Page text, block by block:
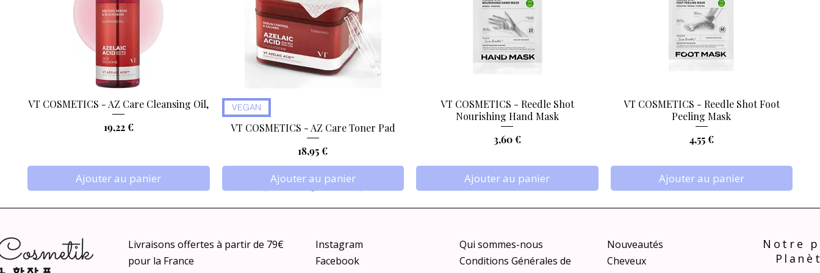
Aperçu rapide
VT COSMETICS - AZ Care Cleansing Oil,
Prix
19,22 €
Ajouter au panier
VEGAN
VT COSMETICS - AZ Care Toner Pad
Prix
18,95 €
Ajouter au panier
Aperçu rapide
VT COSMETICS - Reedle Shot
Nourishing Hand Mask
Prix
3,60 €
Ajouter au panier
Aperçu rapide
VT COSMETICS - Reedle Shot Foot
Peeling Mask
Prix
4,55 €
Ajouter au panier
Livraisons offertes à partir de 79€
pour la France
Instagram
Facebook
Qui sommes-nous
Conditions Générales de
Nouveautés
Cheveux
Notre